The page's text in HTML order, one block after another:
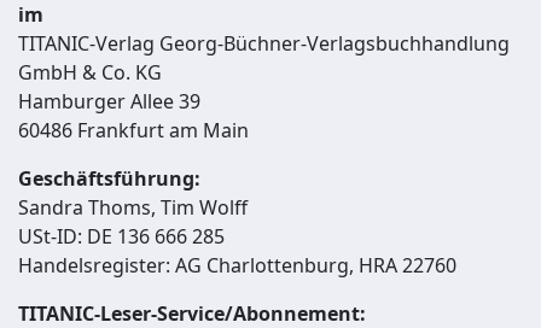
im
TITANIC-Verlag Georg-Büchner-Verlagsbuchhandlung
GmbH & Co. KG
Hamburger Allee 39
60486 Frankfurt am Main
Geschäftsführung:
Sandra Thoms, Tim Wolff
USt-ID: DE 136 666 285
Handelsregister: AG Charlottenburg, HRA 22760
TITANIC-Leser-Service/Abonnement: